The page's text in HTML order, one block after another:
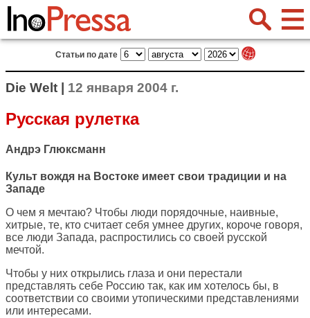
Статьи по дате
Die Welt | 12 января 2004 г.
Русская рулетка
Андрэ Глюксманн
Культ вождя на Востоке имеет свои традиции и на
Западе
О чем я мечтаю? Чтобы люди порядочные, наивные,
хитрые, те, кто считает себя умнее других, короче говоря,
все люди Запада, распростились со своей русской
мечтой.
Чтобы у них открылись глаза и они перестали
представлять себе Россию так, как им хотелось бы, в
соответствии со своими утопическими представлениями
или интересами.